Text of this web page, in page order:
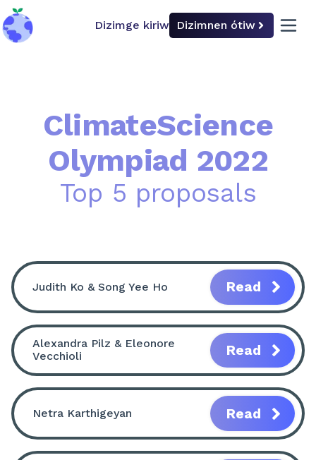
back to home Dizimge kiriw Dizimnen ótiw open
ClimateScience
Olympiad 2022
Top 5 proposals
Judith Ko & Song Yee Ho Read
Alexandra Pilz & Eleonore
Vecchioli
Read
Netra Karthigeyan Read